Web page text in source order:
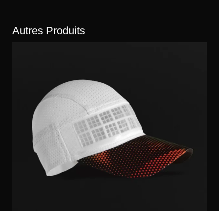
Autres Produits